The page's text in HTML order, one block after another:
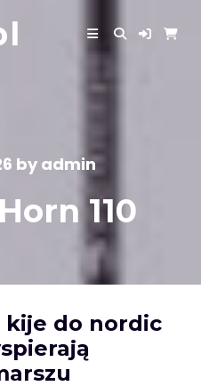
by admin
110
kije do nordic